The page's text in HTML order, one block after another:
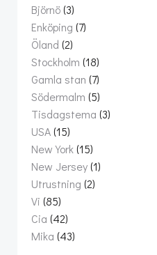
Björnö(3)
Enköping (7)
Öland (2)
Stockholm (18)
Gamla stan (7)
Södermalm (5)
Tisdagstema (3)
USA(15)
New York(15)
New Jersey(1)
Utrustning (2)
Vi (85)
Cia (42)
Mika (43)